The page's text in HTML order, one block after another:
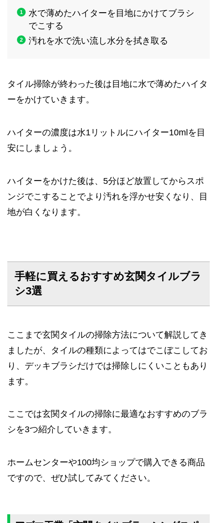
水で薄めたハイターを目地にかけてブラシ
でこする
汚れを水で洗い流し水分を拭き取る
タイル掃除が終わった後は目地に水で薄めたハイタ
ーをかけていきます。
ハイターの濃度は水1リットルにハイター10mlを目
安にしましょう。
ハイターをかけた後は、5分ほど放置してからスポ
ンジでこすることでより汚れを浮かせ安くなり、目
地が白くなります。
手軽に買えるおすすめ玄関タイルブラ
シ3選
ここまで玄関タイルの掃除方法について解説してき
ましたが、タイルの種類によってはでこぼこしてお
り、デッキブラシだけでは掃除しにくいこともあり
ます。
ここでは玄関タイルの掃除に最適なおすすめのブラ
シを3つ紹介していきます。
ホームセンターや100均ショップで購入できる商品
ですので、ぜひ試してみてください。